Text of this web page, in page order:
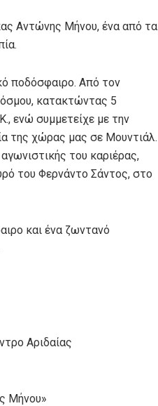
Αντώνης Μήνου, ένα από τα
ποδόσφαιρο. Από τον
κατακτώντας 5
ενώ συμμετείχε με την
της χώρας μας σε Μουντιάλ.
του καριέρας,
του Φερνάντο Σάντος, στο
και ένα ζωντανό
Αριδαίας
Μήνου»